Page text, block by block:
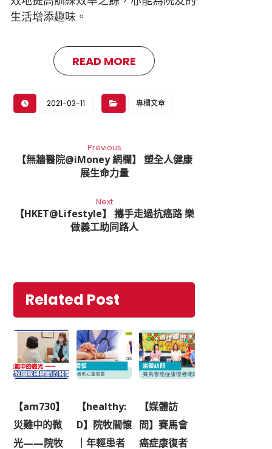
生活增添趣味。
READ MORE
2021-03-11 專欄文章
Previous
【無牆醫院@iMoney 網欄】 塑全人健康
展生命力量
Next
【HKET@Lifestyle】 攜手走過抗癌路 樂
做義工助同路人
Related Post
【am730】
災難中的微
光——院牧
【healthy:
D】院牧關懷
｜年輕患者
【媒體訪
問】賽馬會
癌症康復者